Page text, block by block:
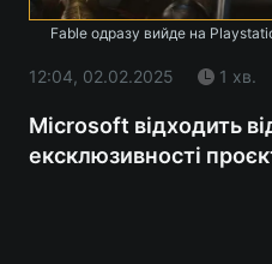
Fable одразу вийде на
12:04, 02.02.2025 1 хв.
Microsoft відходить
ексклюзивності